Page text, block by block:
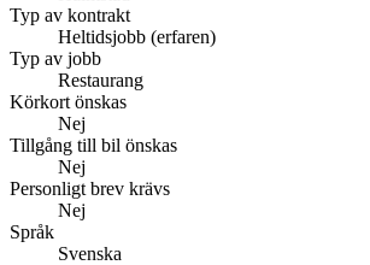
Typ av kontrakt
Heltidsjobb (erfaren)
Typ av jobb
Restaurang
Körkort önskas
Nej
Tillgång till bil önskas
Nej
Personligt brev krävs
Nej
Språk
Svenska